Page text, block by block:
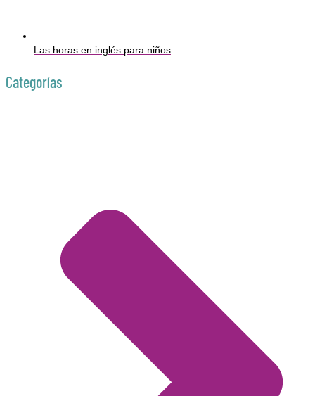
Las horas en inglés para niños
Categorías